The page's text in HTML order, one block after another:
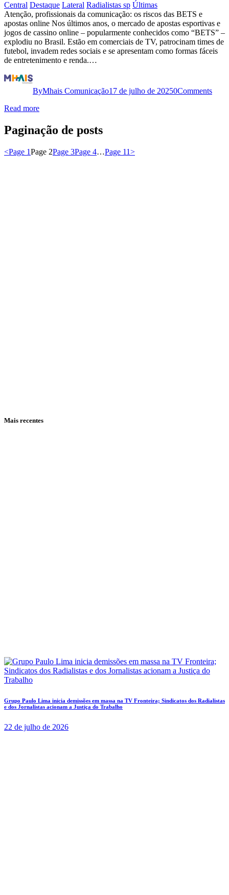
classe
trabalhadora:
Parlamentares
da
extrema
direita
serviço
proteger
os
Central Destaque Lateral Radialistas sp Últimas
ANTENA
SAÚDE
–
OS
RISCOS
DAS
BETS
E
APOSTAS
ONLINE
Atenção, profissionais da comunicação: os riscos das BETS e
apostas online Nos últimos anos, o mercado de apostas esportivas e
jogos de cassino online – popularmente conhecidos como “BETS” –
explodiu no Brasil. Estão em comerciais de TV, patrocinam times de
futebol, invadem redes sociais e se apresentam como formas fáceis
de entretenimento e renda.…
ByMhais Comunicação17 de julho de 20250Comments
Read more
Paginação de posts
<Page 1Page 2Page 3Page 4…Page 11>
Mais recentes
Grupo Paulo Lima inicia demissões em massa na TV Fronteira; Sindicatos dos Radialistas
e dos Jornalistas acionam a Justiça do Trabalho
22 de julho de 2026